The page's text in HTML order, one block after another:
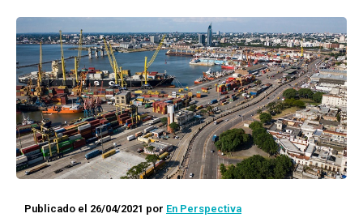
Publicado el 26/04/2021 por En Perspectiva